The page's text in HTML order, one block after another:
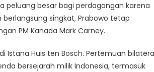
peluang besar bagi perdagangan karena
berlangsung singkat, Prabowo tetap
PM Kanada Mark Carney.
Istana Huis ten Bosch. Pertemuan
bersejarah milik Indonesia, termasuk